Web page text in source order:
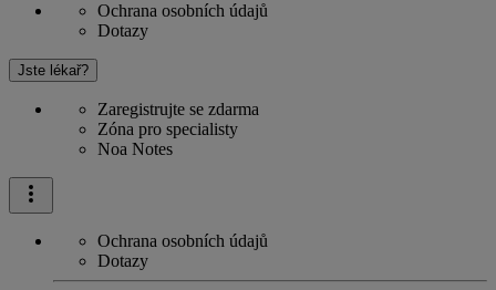
Ochrana osobních údajů
Dotazy
Jste lékař?
Zaregistrujte se zdarma
Zóna pro specialisty
Noa Notes
Ochrana osobních údajů
Dotazy